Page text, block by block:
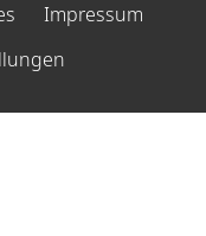
Impressum